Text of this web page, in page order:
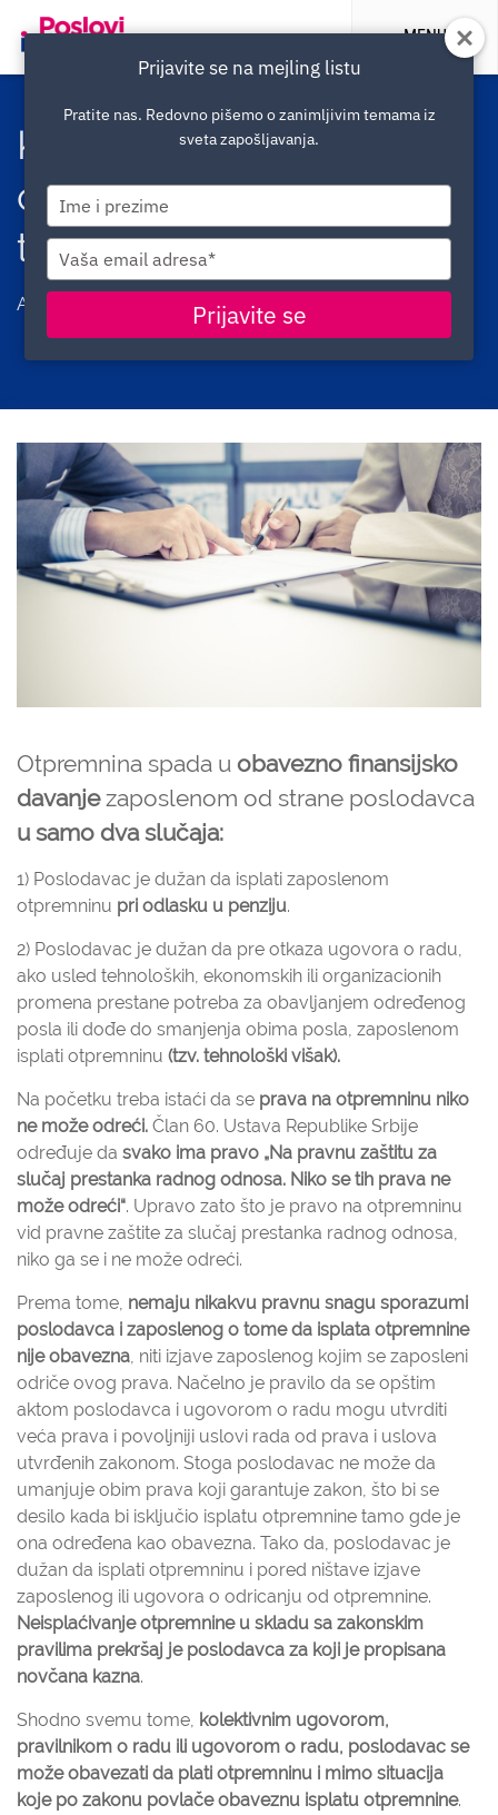
MENU
Kako se izračunava
otpremnina ako ste
tehnološki višak
Autor - Milan Predojevic Pravnik odgovara
Otpremnina spada u obavezno finansijsko
davanjezaposlenom od strane poslodavca
u samo dva slučaja:
1) Poslodavac je dužan da isplati zaposlenom
otpremninu pri odlasku u penziju.
2) Poslodavac je dužan da pre otkaza ugovora o radu,
ako usled tehnoloških, ekonomskih ili organizacionih
promena prestane potreba za obavljanjem određenog
posla ili dođe do smanjenja obima posla, zaposlenom
isplati otpremninu (tzv. tehnološki višak).
Na početku treba istaći da se prava na otpremninu niko
ne može odreći. Član 60. Ustava Republike Srbije
određuje da svako ima pravo „Na pravnu zaštitu za
slučaj prestanka radnog odnosa. Niko se tih prava ne
može odreći“. Upravo zato što je pravo na otpremninu
vid pravne zaštite za slučaj prestanka radnog odnosa,
niko ga se i ne može odreći.
Prema tome, nemaju nikakvu pravnu snagu sporazumi
poslodavca i zaposlenog o tome da isplata otpremnine
nije obavezna, niti izjave zaposlenog kojim se zaposleni
odriče ovog prava. Načelno je pravilo da se opštim
aktom poslodavca i ugovorom o radu mogu utvrditi
veća prava i povoljniji uslovi rada od prava i uslova
utvrđenih zakonom. Stoga poslodavac ne može da
umanjuje obim prava koji garantuje zakon, što bi se
desilo kada bi isključio isplatu otpremnine tamo gde je
ona određena kao obavezna. Tako da, poslodavac je
dužan da isplati otpremninu i pored ništave izjave
zaposlenog ili ugovora o odricanju od otpremnine.
Neisplaćivanje otpremnine u skladu sa zakonskim
pravilima prekršaj je poslodavca za koji je propisana
novčana kazna.
Shodno svemu tome, kolektivnim ugovorom,
pravilnikom o radu ili ugovorom o radu, poslodavac se
može obavezati da plati otpremninu i mimo situacija
koje po zakonu povlače obaveznu isplatu otpremnine.
Prijavite se na mejling listu
Pratite nas. Redovno pišemo o zanimljivim temama iz
sveta zapošljavanja.
Type
your
name
Type
your
email
Prijavite se